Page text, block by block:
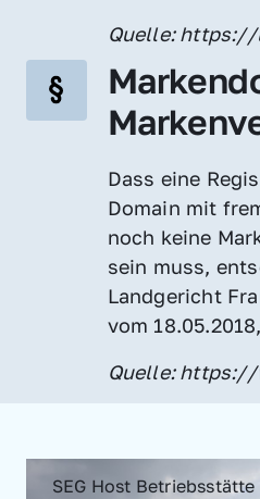
Quelle:
Dass eine
Domain mit
noch keine
sein muss,
Landgericht
vom
Quelle:
SEG Host Betriebsstätte